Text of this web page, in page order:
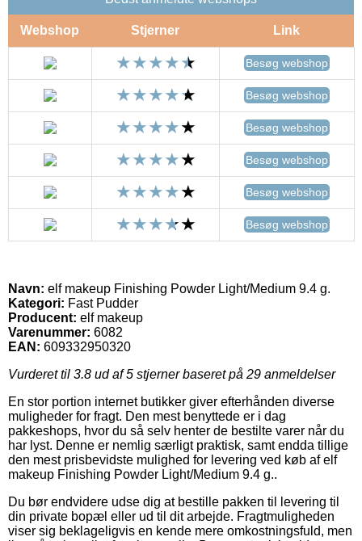
Webshop Stjerner Link
Besøg webshop
Besøg webshop
Besøg webshop
Besøg webshop
Besøg webshop
Besøg webshop
Navn: elf makeup Finishing Powder Light/Medium 9.4 g.
Kategori: Fast Pudder
Producent: elf makeup
Varenummer: 6082
EAN: 609332950320
Vurderet til 3.8 ud af 5 stjerner baseret på 29 anmeldelser
En stor portion internet butikker giver efterhånden diverse
muligheder for fragt. Den mest benyttede er i dag
pakkeshops, hvor du så selv henter de bestilte varer når du
har lyst. Denne er nemlig særligt praktisk, samt endda tillige
den mest prisbevidste mulighed for levering ved køb af elf
makeup Finishing Powder Light/Medium 9.4 g..
Du bør endvidere udse dig at bestille pakken til levering til
din private bopæl eller ud til dit arbejde. Fragtmuligheden
viser sig beklageligvis en kende mere omkostningsfuld, men